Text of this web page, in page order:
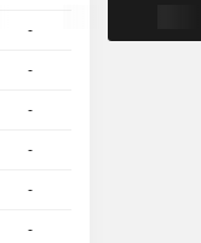
-
-
-
-
-
-